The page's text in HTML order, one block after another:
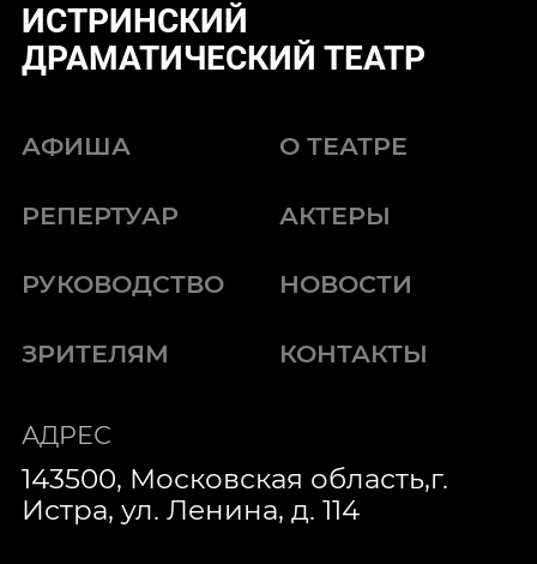
ИСТРИНСКИЙ
ДРАМАТИЧЕСКИЙ ТЕАТР
АФИША О ТЕАТРЕ
РЕПЕРТУАР АКТЕРЫ
РУКОВОДСТВО НОВОСТИ
ЗРИТЕЛЯМ КОНТАКТЫ
АДРЕС
143500, Московская область,г.
Истра, ул. Ленина, д. 114